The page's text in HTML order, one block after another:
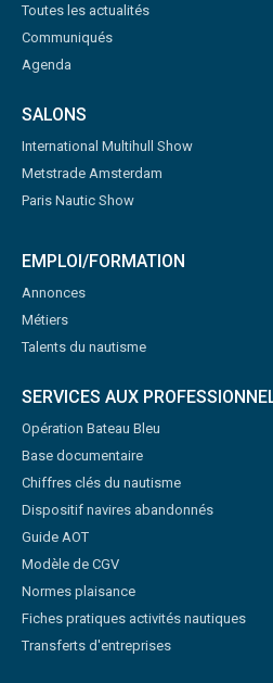
Toutes les actualités
Communiqués
Agenda
SALONS
International Multihull Show
Metstrade Amsterdam
Paris Nautic Show
EMPLOI/FORMATION
Annonces
Métiers
Talents du nautisme
SERVICES AUX
Opération Bateau Bleu
Base documentaire
Chiffres clés du nautisme
Dispositif navires abandonnés
Guide AOT
Modèle de CGV
Normes plaisance
Fiches pratiques activités nautiques
Transferts d'entreprises